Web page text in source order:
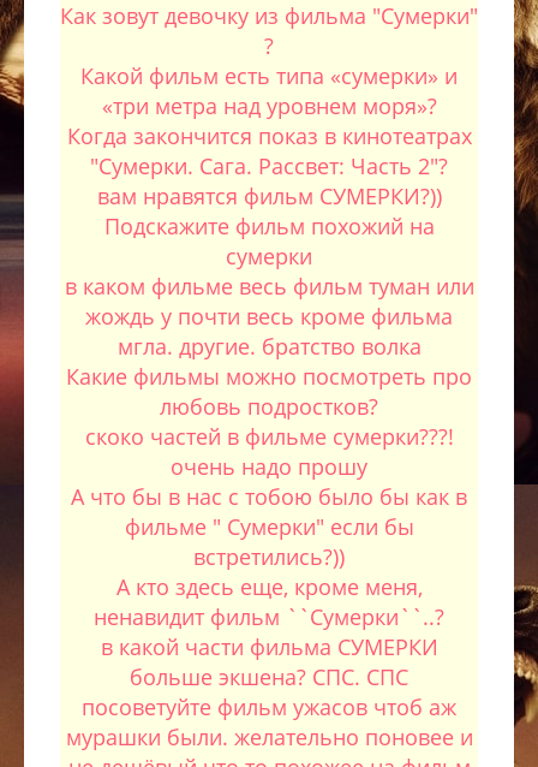
Как зовут девочку из фильма "Сумерки"
?
Какой фильм есть типа «сумерки» и
«три метра над уровнем моря»?
Когда закончится показ в кинотеатрах
"Сумерки. Сага. Рассвет: Часть 2"?
вам нравятся фильм СУМЕРКИ?))
Подскажите фильм похожий на
сумерки
в каком фильме весь фильм туман или
жождь у почти весь кроме фильма
мгла. другие. братство волка
Какие фильмы можно посмотреть про
любовь подростков?
скоко частей в фильме сумерки???!
очень надо прошу
А что бы в нас с тобою было бы как в
фильме " Сумерки" если бы
встретились?))
А кто здесь еще, кроме меня,
ненавидит фильм ``Сумерки``..?
в какой части фильма СУМЕРКИ
больше экшена? СПС. СПС
посоветуйте фильм ужасов чтоб аж
мурашки были. желательно поновее и